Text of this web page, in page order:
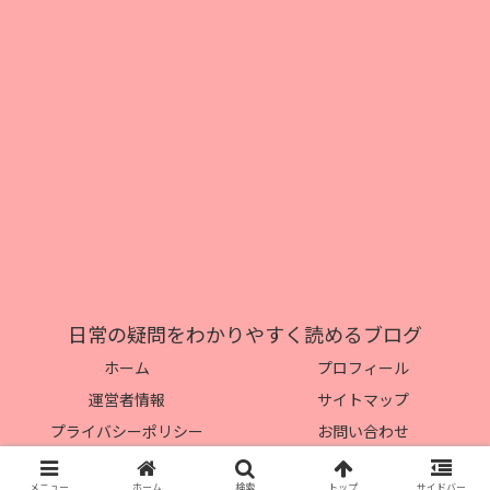
日常の疑問をわかりやすく読めるブログ
ホーム
プロフィール
運営者情報
サイトマップ
プライバシーポリシー
お問い合わせ
© 2017 日常の疑問をわかりやすく読めるブログ.